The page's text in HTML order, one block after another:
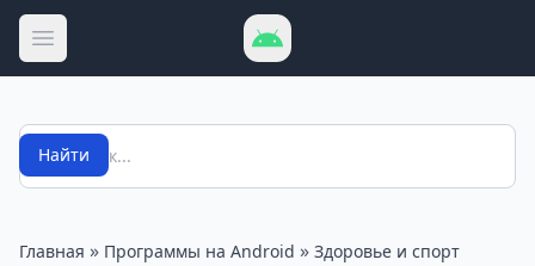
Открыть меню
Поиск
Найти
Главная » Программы на Android » Здоровье и спорт